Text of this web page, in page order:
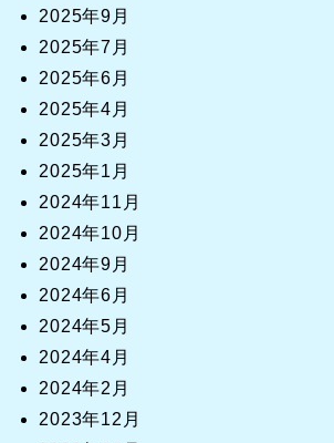
2025年9月
2025年7月
2025年6月
2025年4月
2025年3月
2025年1月
2024年11月
2024年10月
2024年9月
2024年6月
2024年5月
2024年4月
2024年2月
2023年12月